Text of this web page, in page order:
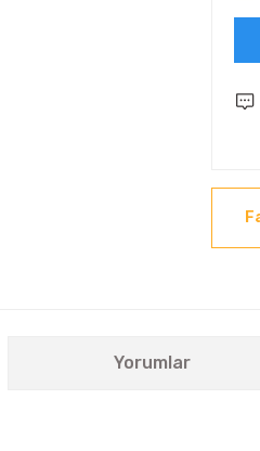
Yorumlar